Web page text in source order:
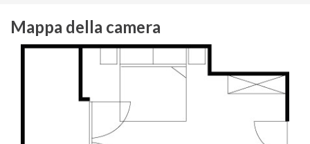
Mappa della camera